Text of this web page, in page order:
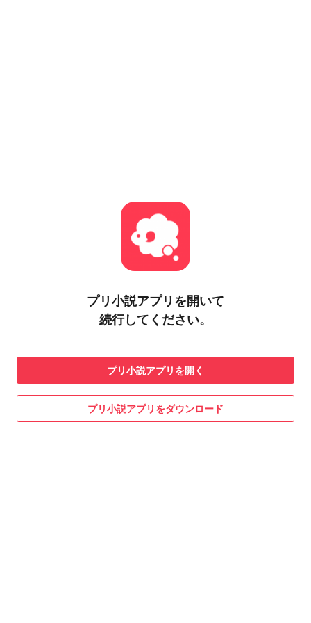
プリ小説アプリを開いて
続行してください。
プリ小説アプリを開く
プリ小説アプリをダウンロード